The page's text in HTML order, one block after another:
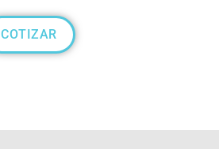
COTIZAR